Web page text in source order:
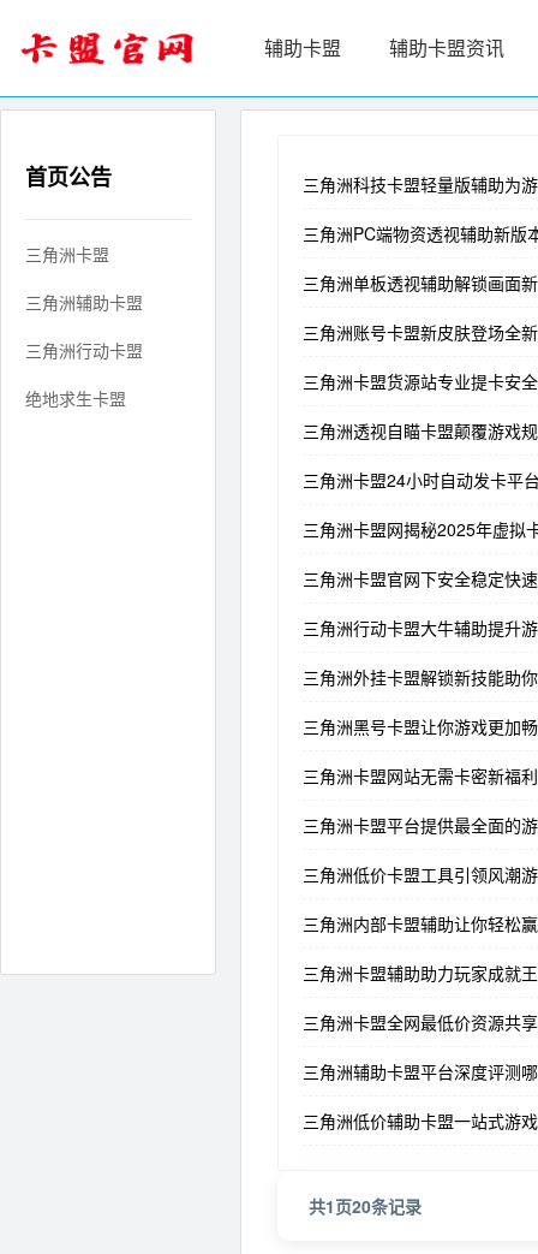
辅助卡盟 辅助卡盟资讯
首页公告
三角洲卡盟
三角洲辅助卡盟
三角洲行动卡盟
绝地求生卡盟
三角洲科技卡盟轻量版辅助为
三角洲PC端物资透视辅助新版
三角洲单板透视辅助解锁画面
三角洲账号卡盟新皮肤登场全
三角洲卡盟货源站专业提卡安
三角洲透视自瞄卡盟颠覆游戏
三角洲卡盟24小时自动发卡平
三角洲卡盟网揭秘2025年虚拟
三角洲卡盟官网下安全稳定快
三角洲行动卡盟大牛辅助提升
三角洲外挂卡盟解锁新技能助
三角洲黑号卡盟让你游戏更加
三角洲卡盟网站无需卡密新福
三角洲卡盟平台提供最全面的
三角洲低价卡盟工具引领风潮
三角洲内部卡盟辅助让你轻松
三角洲卡盟辅助助力玩家成就
三角洲卡盟全网最低价资源共
三角洲辅助卡盟平台深度评测
三角洲低价辅助卡盟一站式游
共1页20条记录